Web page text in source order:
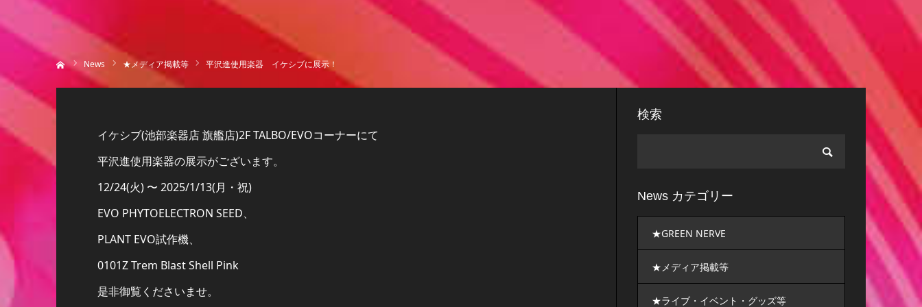
News ★メディア掲載等 平沢進使用楽器 イケシブに展示！
イケシブ(池部楽器店 旗艦店)2F TALBO/EVOコーナーにて
平沢進使用楽器の展示がございます。
12/24(火) 〜 2025/1/13(月・祝)
EVO PHYTOELECTRON SEED、
PLANT EVO試作機、
0101Z Trem Blast Shell Pink
是非御覧くださいませ。
検索
News カテゴリー
★GREEN NERVE
★メディア掲載等
★ライブ・イベント・グッズ等